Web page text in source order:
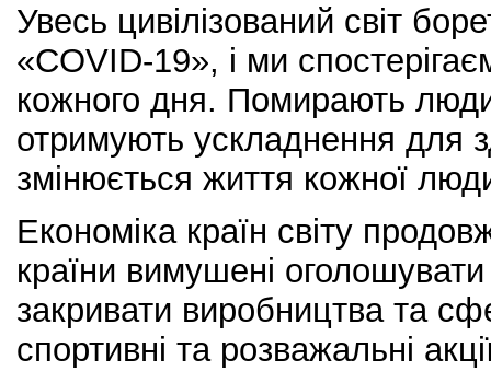
Увесь цивілізований світ
«COVID-19», і ми
кожного дня. Помирають
отримують ускладнення для
змінюється життя кожної
Економіка країн світу
країни вимушені
закривати виробництва та
спортивні та розважальні